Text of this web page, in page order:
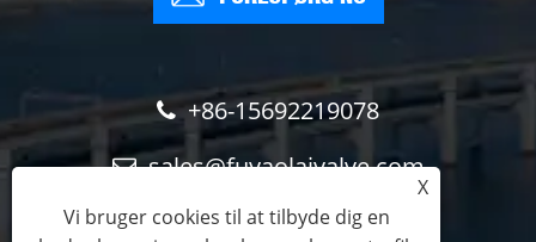
+86-15692219078
sales@fuyaolaivalve.com
X
Vi bruger cookies til at tilbyde dig en